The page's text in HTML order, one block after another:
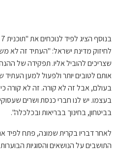
לחיזוק מדינת ישראל: "העתיד זה לא
שצריכים להוביל אליו. תפקידה של
אותם לטובים יותר ולפעול למען העתיד
בעולם, אבל זה לא קורה. זה לא קורה
בעצמו. יש לנו חברי כנסת ושרים
בביטחון, בחינוך בבריאות ובכלכלה".
לאחר דבריו בקרית שמונה, פתח
התושבים על הנושאים והסוגיות